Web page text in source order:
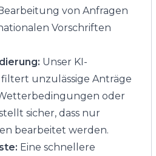
von Anfragen
Vorschriften
Unser KI-
unzulässige Anträge
oder
sicher, dass nur
bearbeitet werden.
Eine schnellere